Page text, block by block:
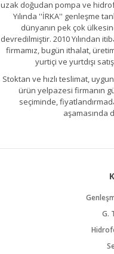
uzak doğudan pompa ve
Yılında ''İRKA'' genleşme
dünyanın pek çok
devredilmiştir. 2010 Yılından
firmamız, bugün ithalat,
yurtiçi ve yurtdışı
Stoktan ve hızlı teslimat,
ürün yelpazesi firmanın
seçiminde,
aşamasında
G.